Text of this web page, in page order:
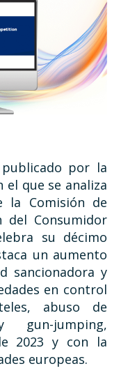
por la
el que se analiza
la Comisión de
del Consumidor
su décimo
un aumento
sancionadora y
en control
abuso de
gun-jumping,
2023 y con la
europeas.